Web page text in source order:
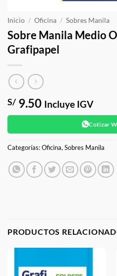
Inicio / Oficina / Sobres Manila
Sobre Manila Medio
Grafipapel
S/ 9.50 Incluye IGV
Cotizar
Categorías:Oficina,Sobres Manila
PRODUCTOS